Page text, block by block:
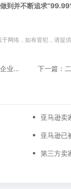
到并不断追求
网络，如有冒犯，请提
上一篇：电商法正式实施！有哪些要点是跨境电商企业要特别注意的
亚马逊卖
亚马逊已
第三方卖